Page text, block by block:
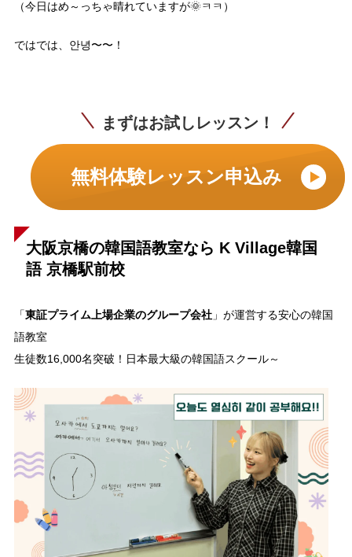
（今日はめ～っちゃ晴れていますが🌞ㅋㅋ）
ではでは、안녕〜〜！
まずはお試しレッスン！
無料体験レッスン申込み
大阪京橋の韓国語教室なら K Village韓国
語 京橋駅前校
「 東証プライム上場企業のグループ会社」が運営する安心の韓国
語教室
生徒数16,000名突破！日本最大級の韓国語スクール～